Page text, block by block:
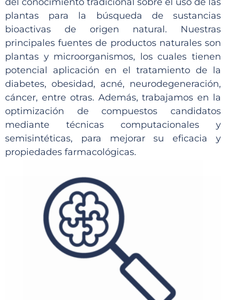
plantas para la búsqueda de sustancias
bioactivas de origen natural. Nuestras
principales fuentes de productos naturales son
plantas y microorganismos, los cuales tienen
potencial aplicación en el tratamiento de la
diabetes, obesidad, acné, neurodegeneración,
cáncer, entre otras. Además, trabajamos en la
optimización de compuestos candidatos
mediante técnicas computacionales y
semisintéticas, para mejorar su eficacia y
propiedades farmacológicas.
a. Validación de metodologías analíticas.
b. Tecnología farmacéutica.
c. Química computacional.
d. Síntesis química.
e. Actividad biológica con aplicaciones
medicinales, cosméticas y nutracéuticas.